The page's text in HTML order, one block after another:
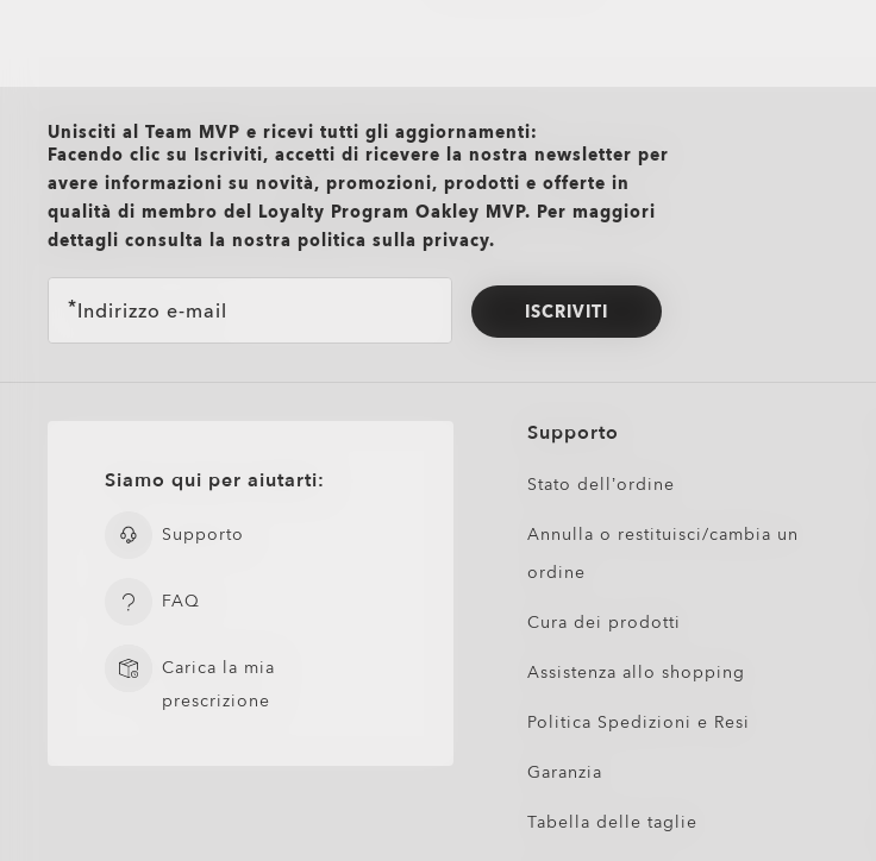
T-Shirt e magliette
Abbigliamento casual e T-shirt Relaxed Fit Oakley
Abbigliamento ad alte prestazioni Oakley
Unisciti al Team MVP e ricevi tutti gli aggiornamenti:
Facendo clic su Iscriviti, accetti di ricevere la nostra newsletter per
avere informazioni su novità, promozioni, prodotti e offerte in
qualità di membro del Loyalty Program Oakley MVP. Per maggiori
dettagli consulta la nostra politica sulla privacy.
Indirizzo e-mail ISCRIVITI
Siamo qui per aiutarti:
Supporto
FAQ
Carica la mia
prescrizione
Supporto
Stato dell’ordine
Annulla o restituisci/cambia un
ordine
Cura dei prodotti
Assistenza allo shopping
Politica Spedizioni e Resi
Garanzia
Tabella delle taglie